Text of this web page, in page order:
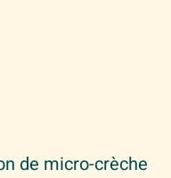
de micro-crèche